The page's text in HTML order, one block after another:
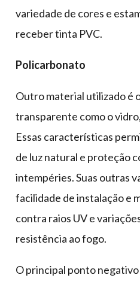
variedade de cores e
receber tinta PVC.
Policarbonato
Outro material utilizado é
transparente como o
Essas características
de luz natural e proteção
intempéries. Suas outras
facilidade de instalação e
contra raios UV e
resistência ao fogo.
O principal ponto